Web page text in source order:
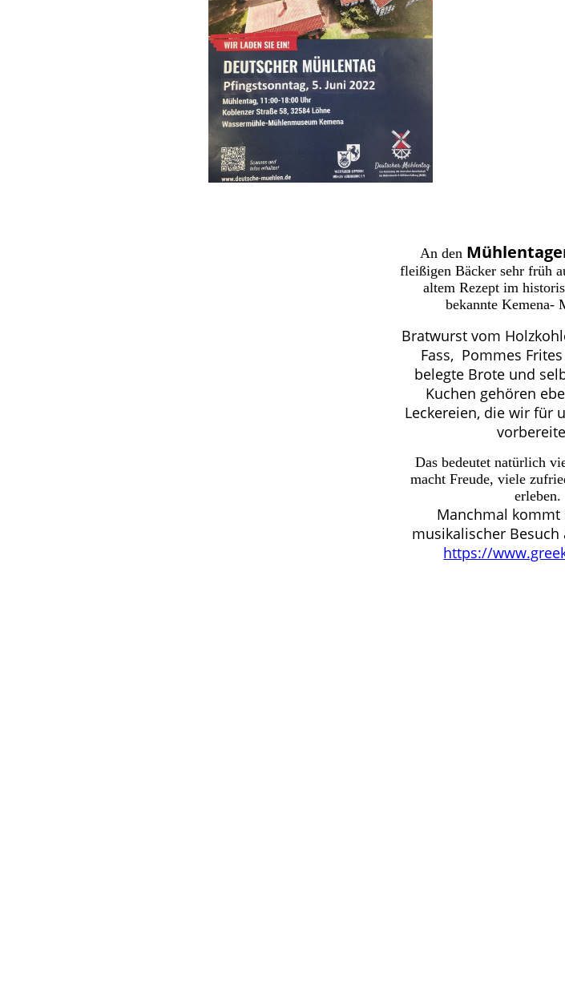
An den
fleißigen Bäcker sehr früh
altem Rezept im
bekannte Kemena-
Bratwurst vom
Fass, Pommes
belegte Brote und
Kuchen gehören
Leckereien, die wir für
Das bedeutet natürlich
macht Freude, viele
erleben.
Manchmal kommt
musikalischer Besuch
https://